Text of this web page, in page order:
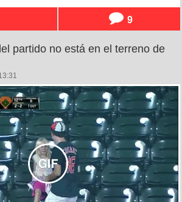
9
partido no está en el terreno de